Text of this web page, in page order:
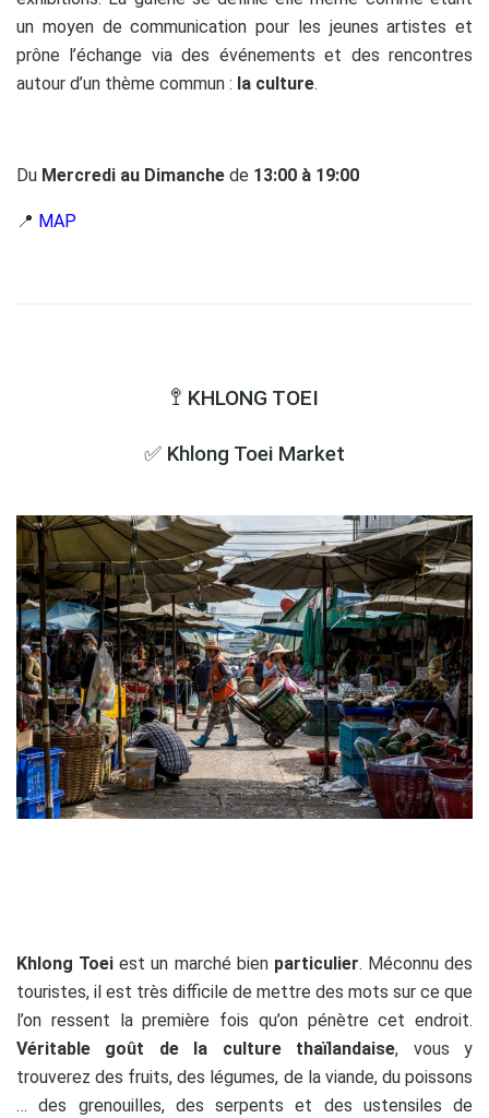
un moyen de communication pour les jeunes artistes et
prône l’échange via des événements et des rencontres
autour d’un thème commun : la culture.
Du Mercredi au Dimanche de 13:00 à 19:00
📍 MAP
🚏 KHLONG TOEI
✅ Khlong Toei Market
Khlong Toei est un marché bien particulier. Méconnu des
touristes, il est très difficile de mettre des mots sur ce que
l’on ressent la première fois qu’on pénètre cet endroit.
Véritable goût de la culture thaïlandaise, vous y
trouverez des fruits, des légumes, de la viande, du poissons
… des grenouilles, des serpents et des ustensiles de